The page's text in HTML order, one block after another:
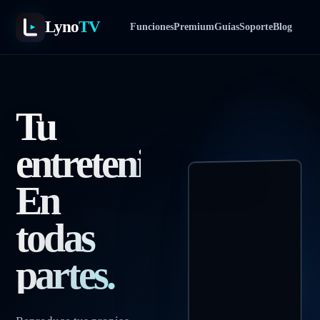
LynoTV FuncionesPremiumGuíasSoporteBlog
Tu
entretenimiento.
En
todas
partes.